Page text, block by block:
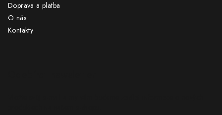
Doprava a platba
O nás
Kontakty